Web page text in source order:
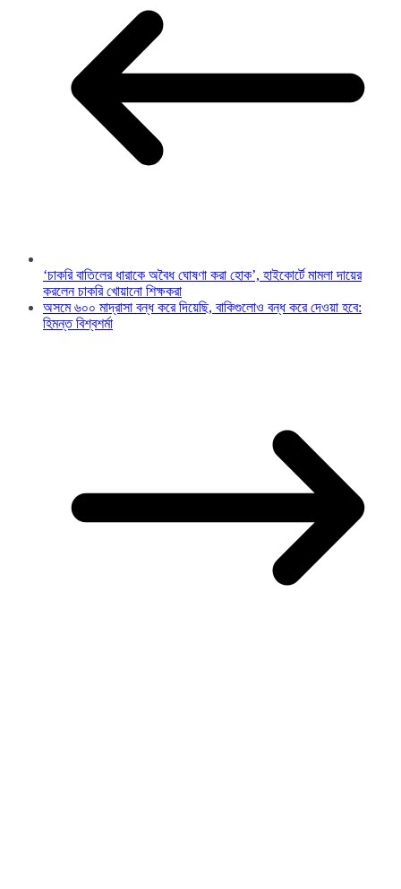
‘চাকরি বাতিলের ধারাকে অবৈধ ঘোষণা করা হোক’, হাইকোর্টে মামলা দায়ের
করলেন চাকরি খোয়ানো শিক্ষকরা
অসমে ৬০০ মাদ্রাসা বন্ধ করে দিয়েছি, বাকিগুলোও বন্ধ করে দেওয়া হবে:
হিমন্ত বিশ্বশর্মা